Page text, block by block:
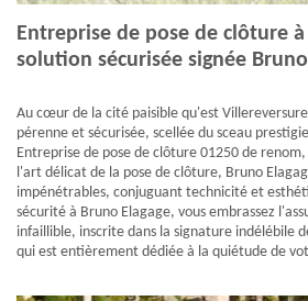
Entreprise de pose de clôture
solution sécurisée signée
Au cœur de la cité paisible qu'est
pérenne et sécurisée, scellée du sceau
Entreprise de pose de clôture 01250 de
l'art délicat de la pose de clôture, Bruno
impénétrables, conjuguant technicité et
sécurité à Bruno Elagage, vous embrassez
infaillible, inscrite dans la signature indélébile
qui est entièrement dédiée à la quiétude de